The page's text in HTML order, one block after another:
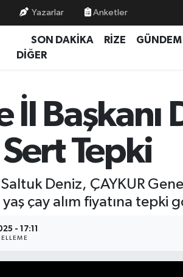
Yazarlar Anketler
SON DAKİKA RİZE GÜNDEM
DİĞER
İl
Sert Tepki
Saltuk Deniz, ÇAYKUR
çay alım fiyatına tepki
- 17:11